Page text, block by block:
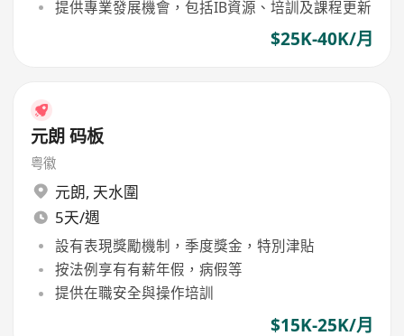
提供專業發展機會，包括IB資源、培訓及課程更新
$25K-40K/月
元朗 码板
粤徽
元朗, 天水圍
5天/週
設有表現獎勵機制，季度獎金，特別津貼
按法例享有有薪年假，病假等
提供在職安全與操作培訓
$15K-25K/月